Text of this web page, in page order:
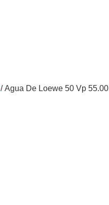
/ Agua De Loewe 50 Vp 55.00